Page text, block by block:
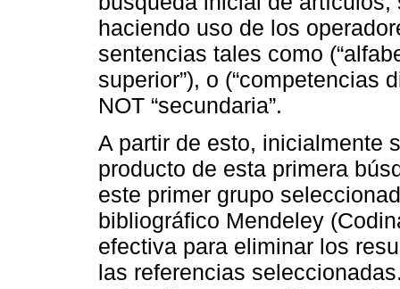
haciendo uso de los
sentencias tales como
superior”), o (“competencias
NOT “secundaria”.
A partir de esto, inicialmente
producto de esta primera
este primer grupo
bibliográfico Mendeley
efectiva para eliminar los
las referencias